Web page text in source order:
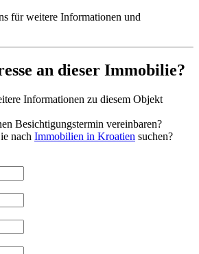
für weitere Informationen und
an dieser Immobilie?
Informationen zu diesem Objekt
Besichtigungstermin vereinbaren?
nach Immobilien in Kroatien suchen?